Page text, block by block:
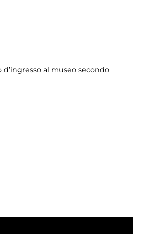
al museo secondo